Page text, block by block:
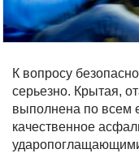
К вопросу
серьезно. Крытая,
выполнена по всем
качественное